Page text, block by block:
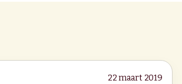
22 maart 2019